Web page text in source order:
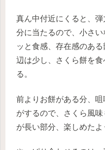
真ん中付近にくると、
分に当たるので、小さ
ッと食感、存在感のあ
辺は少し、さくら餅を
る。
前よりお餅がある分、
がするので、さくら風
が長い部分、楽しめたよ